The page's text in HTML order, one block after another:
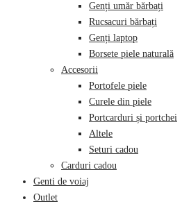
Genți umăr bărbați
Rucsacuri bărbați
Genți laptop
Borsete piele naturală
Accesorii
Portofele piele
Curele din piele
Portcarduri și portchei
Altele
Seturi cadou
Carduri cadou
Genti de voiaj
Outlet